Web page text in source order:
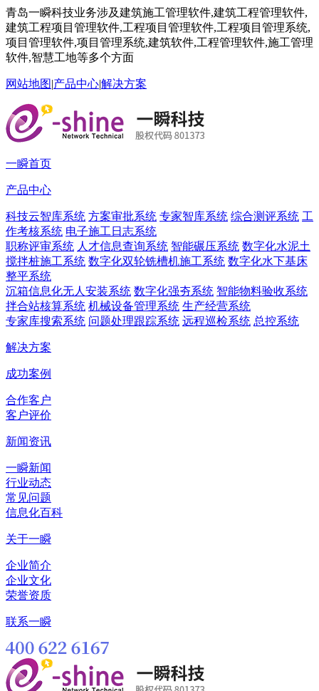
青岛一瞬科技业务涉及建筑施工管理软件,建筑工程管理软件,
建筑工程项目管理软件,工程项目管理软件,工程项目管理系统,
项目管理软件,项目管理系统,建筑软件,工程管理软件,施工管理
软件,智慧工地等多个方面
网站地图|产品中心|解决方案
一瞬首页
产品中心
科技云智库系统 方案审批系统 专家智库系统 综合测评系统 工
作考核系统 电子施工日志系统
职称评审系统 人才信息查询系统 智能碾压系统 数字化水泥土
搅拌桩施工系统 数字化双轮铣槽机施工系统 数字化水下基床
整平系统
沉箱信息化无人安装系统 数字化强夯系统 智能物料验收系统
拌合站核算系统 机械设备管理系统 生产经营系统
专家库搜索系统 问题处理跟踪系统 远程巡检系统 总控系统
解决方案
成功案例
合作客户
客户评价
新闻资讯
一瞬新闻
行业动态
常见问题
信息化百科
关于一瞬
企业简介
企业文化
荣誉资质
联系一瞬